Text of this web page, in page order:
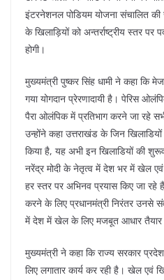
इंटरनेशनल पोडियम योजना संचालित की
के खिलाड़ियों को अन्तर्राष्ट्रीय स्तर पर
होगी।
मुख्यमंत्री पुष्कर सिंह धामी ने कहा कि
गया योगदान प्रेरणादायी है। पेरिस
पैरा ओलंपिक में प्रतिभाग करने जा रहे
उन्होंने कहा उत्तराखंड के जिन
किया है, यह अभी इन खिलाडियों की
नरेंद्र मोदी के नेतृत्व में देश भर में खेल एवं
हर स्तर पर अभिनव प्रयास किए जा रहे
करने के लिए प्रधानमंत्री निरंतर उनसे
में देश में खेल के लिए मजबूत आधार तैयार
मुख्यमंत्री ने कहा कि राज्य सरकार
लिए लगातार कार्य कर रही है। खेल एवं